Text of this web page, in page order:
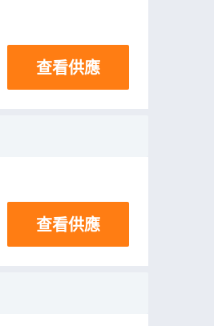
查看供應
查看供應